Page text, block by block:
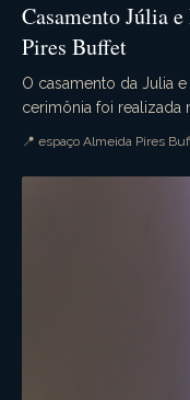
Casamento Júlia
Pires Buffet
O casamento da Julia
cerimônia foi realizada
📍 espaço Almeida Pires